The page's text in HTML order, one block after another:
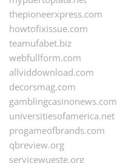
thepioneerxpress.com
howtofixissue.com
teamufabet.biz
webfullform.com
allviddownload.com
decorsmag.com
gamblingcasinonews.com
universitiesofamerica.net
progameofbrands.com
qbreview.org
servicewueste.org